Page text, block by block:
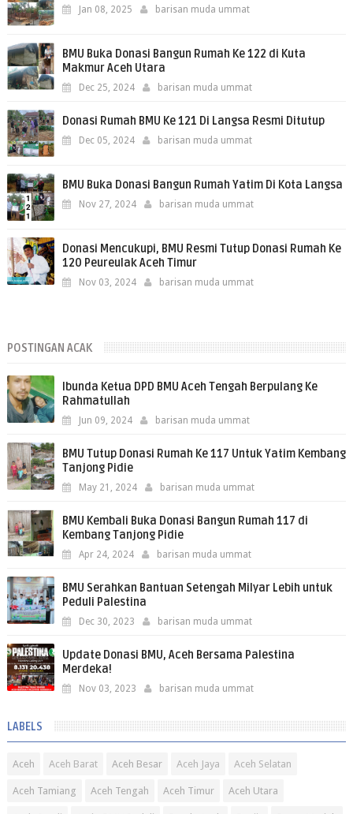
Jan 08, 2025 barisan muda ummat
BMU Buka Donasi Bangun Rumah Ke 122 di Kuta
Makmur Aceh Utara
Dec 25, 2024 barisan muda ummat
Donasi Rumah BMU Ke 121 Di Langsa Resmi Ditutup
Dec 05, 2024 barisan muda ummat
BMU Buka Donasi Bangun Rumah Yatim Di Kota Langsa
Nov 27, 2024 barisan muda ummat
Donasi Mencukupi, BMU Resmi Tutup Donasi Rumah Ke
120 Peureulak Aceh Timur
Nov 03, 2024 barisan muda ummat
POSTINGAN ACAK
Ibunda Ketua DPD BMU Aceh Tengah Berpulang Ke
Rahmatullah
Jun 09, 2024 barisan muda ummat
BMU Tutup Donasi Rumah Ke 117 Untuk Yatim Kembang
Tanjong Pidie
May 21, 2024 barisan muda ummat
BMU Kembali Buka Donasi Bangun Rumah 117 di
Kembang Tanjong Pidie
Apr 24, 2024 barisan muda ummat
BMU Serahkan Bantuan Setengah Milyar Lebih untuk
Peduli Palestina
Dec 30, 2023 barisan muda ummat
Update Donasi BMU, Aceh Bersama Palestina
Merdeka!
Nov 03, 2023 barisan muda ummat
LABELS
Aceh Aceh Barat Aceh Besar Aceh Jaya Aceh Selatan
Aceh Tamiang Aceh Tengah Aceh Timur Aceh Utara